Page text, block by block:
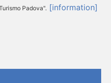
Padova". [information]